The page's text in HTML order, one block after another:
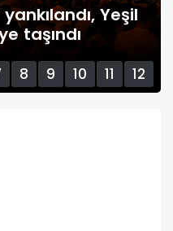
Murat
düet
8 9 10 11
12